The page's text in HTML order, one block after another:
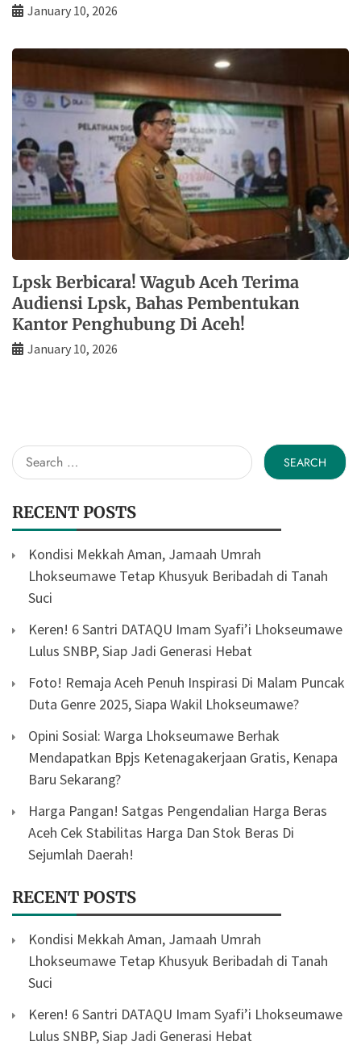
January 10, 2026
Lpsk Berbicara! Wagub Aceh Terima
Audiensi Lpsk, Bahas Pembentukan
Kantor Penghubung Di Aceh!
January 10, 2026
Search
for:
RECENT POSTS
Kondisi Mekkah Aman, Jamaah Umrah
Lhokseumawe Tetap Khusyuk Beribadah di Tanah
Suci
Keren! 6 Santri DATAQU Imam Syafi’i Lhokseumawe
Lulus SNBP, Siap Jadi Generasi Hebat
Foto! Remaja Aceh Penuh Inspirasi Di Malam Puncak
Duta Genre 2025, Siapa Wakil Lhokseumawe?
Opini Sosial: Warga Lhokseumawe Berhak
Mendapatkan Bpjs Ketenagakerjaan Gratis, Kenapa
Baru Sekarang?
Harga Pangan! Satgas Pengendalian Harga Beras
Aceh Cek Stabilitas Harga Dan Stok Beras Di
Sejumlah Daerah!
RECENT POSTS
Kondisi Mekkah Aman, Jamaah Umrah
Lhokseumawe Tetap Khusyuk Beribadah di Tanah
Suci
Keren! 6 Santri DATAQU Imam Syafi’i Lhokseumawe
Lulus SNBP, Siap Jadi Generasi Hebat